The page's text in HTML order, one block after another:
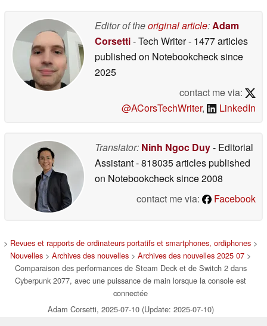
Editor of theoriginal article:Adam
Corsetti- Tech Writer- 1477 articles
published on Notebookchecksince
2025
contact me via:
@ACorsTechWriter, LinkedIn
Translator: Ninh Ngoc Duy- Editorial
Assistant- 818035 articles published
on Notebookchecksince 2008
contact me via:
Facebook
> Revues et rapports de ordinateurs portatifs et smartphones, ordiphones >
Nouvelles > Archives des nouvelles > Archives des nouvelles 2025 07 >
Comparaison des performances de Steam Deck et de Switch 2 dans
Cyberpunk 2077, avec une puissance de main lorsque la console est
connectée
Adam Corsetti, 2025-07-10 (Update: 2025-07-10)